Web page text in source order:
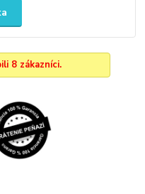
8 zákazníci.